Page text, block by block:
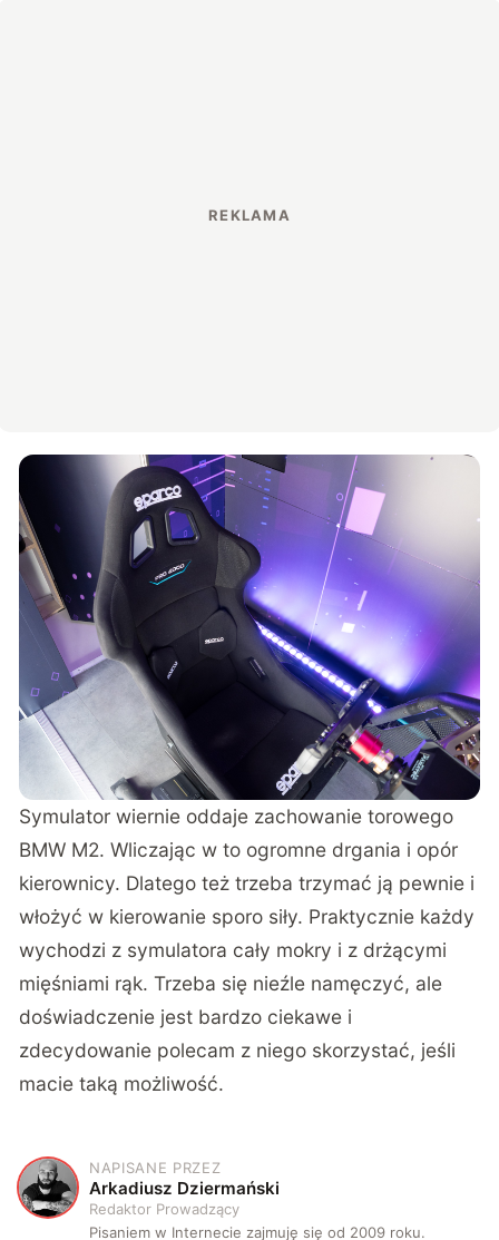
Symulator wiernie oddaje zachowanie torowego
BMW M2. Wliczając w to ogromne drgania i opór
kierownicy. Dlatego też trzeba trzymać ją pewnie i
włożyć w kierowanie sporo siły. Praktycznie każdy
wychodzi z symulatora cały mokry i z drżącymi
mięśniami rąk. Trzeba się nieźle namęczyć, ale
doświadczenie jest bardzo ciekawe i
zdecydowanie polecam z niego skorzystać, jeśli
macie taką możliwość.
A
NAPISANE PRZEZ
Arkadiusz Dziermański
Redaktor Prowadzący
Pisaniem w Internecie zajmuję się od 2009 roku.